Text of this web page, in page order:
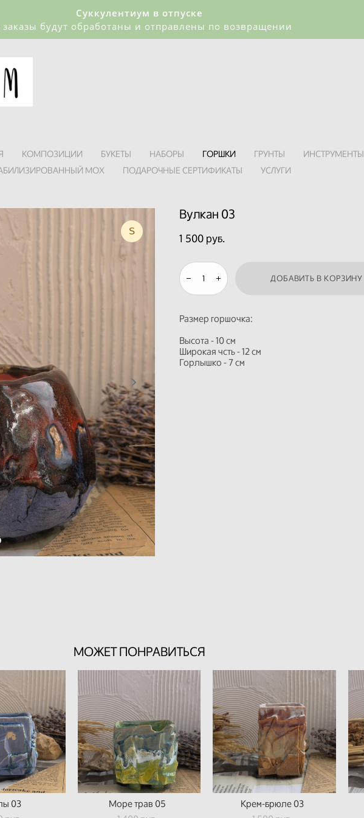
Суккулентиум в отпуске
заказы будут обработаны и отправлены по возвращении
КОМПОЗИЦИИ БУКЕТЫ НАБОРЫ ГОРШКИ ГРУНТЫ ИНСТРУМЕНТЫ
МОХ
ПОДАРОЧНЫЕ СЕРТИФИКАТЫ УСЛУГИ
S
Вулкан 03
1 500 pуб.
ДОБАВИТЬ В КОРЗИНУ
Размер горшочка:
Высота - 10 см
Широкая чсть - 12 см
Горлышко - 7 см
МОЖЕТ ПОНРАВИТЬСЯ
03
Море трав 05
Крем-брюле 03